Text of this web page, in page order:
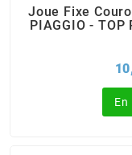
Joue Fixe
PIAGGIO - TOP